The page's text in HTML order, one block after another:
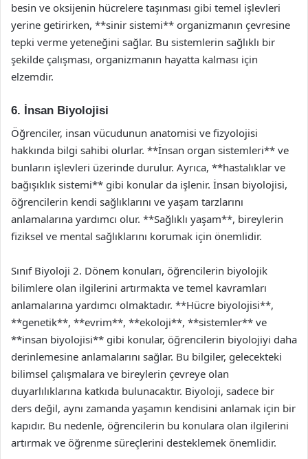
besin ve oksijenin hücrelere taşınması gibi temel işlevleri
yerine getirirken, **sinir sistemi** organizmanın çevresine
tepki verme yeteneğini sağlar. Bu sistemlerin sağlıklı bir
şekilde çalışması, organizmanın hayatta kalması için
elzemdir.
6. İnsan Biyolojisi
Öğrenciler, insan vücudunun anatomisi ve fizyolojisi
hakkında bilgi sahibi olurlar. **İnsan organ sistemleri** ve
bunların işlevleri üzerinde durulur. Ayrıca, **hastalıklar ve
bağışıklık sistemi** gibi konular da işlenir. İnsan biyolojisi,
öğrencilerin kendi sağlıklarını ve yaşam tarzlarını
anlamalarına yardımcı olur. **Sağlıklı yaşam**, bireylerin
fiziksel ve mental sağlıklarını korumak için önemlidir.
Sınıf Biyoloji 2. Dönem konuları, öğrencilerin biyolojik
bilimlere olan ilgilerini artırmakta ve temel kavramları
anlamalarına yardımcı olmaktadır. **Hücre biyolojisi**,
**genetik**, **evrim**, **ekoloji**, **sistemler** ve
**insan biyolojisi** gibi konular, öğrencilerin biyolojiyi daha
derinlemesine anlamalarını sağlar. Bu bilgiler, gelecekteki
bilimsel çalışmalara ve bireylerin çevreye olan
duyarlılıklarına katkıda bulunacaktır. Biyoloji, sadece bir
ders değil, aynı zamanda yaşamın kendisini anlamak için bir
kapıdır. Bu nedenle, öğrencilerin bu konulara olan ilgilerini
artırmak ve öğrenme süreçlerini desteklemek önemlidir.